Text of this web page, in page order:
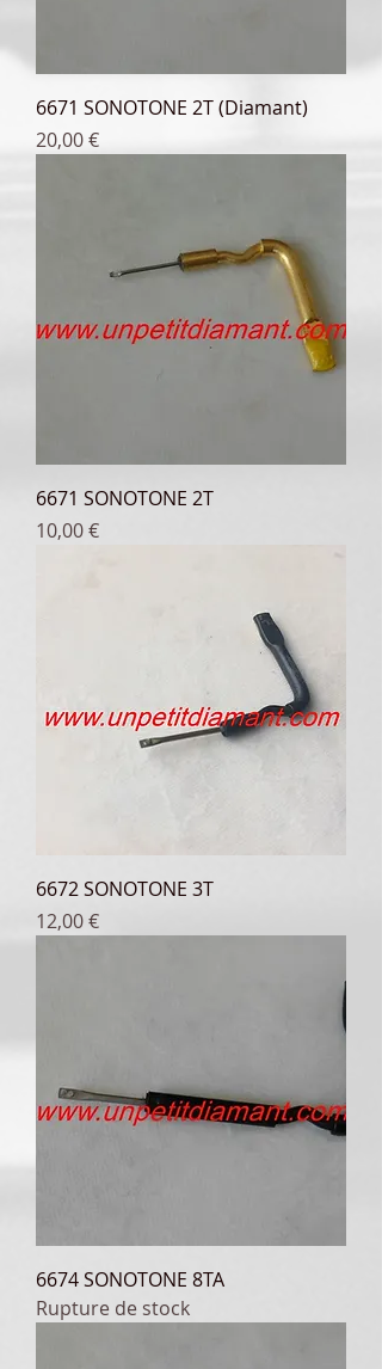
6671 SONOTONE 2T (Diamant)
Prix
20,00 €
6671 SONOTONE 2T
Prix
10,00 €
6672 SONOTONE 3T
Prix
12,00 €
6674 SONOTONE 8TA
Rupture de stock